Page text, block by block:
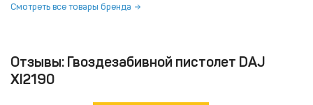
Смотреть все товары бренда
Отзывы: Гвоздезабивной пистолет DAJ
XI2190